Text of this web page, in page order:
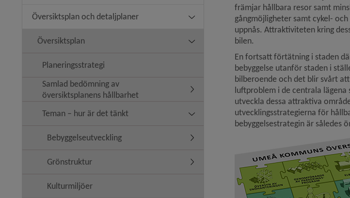
Översiktsplan och detaljplaner Undermeny för Översiktsplan och detaljplaner
Översiktsplan Undermeny för Översiktsplan
Planeringsstrategi
Samlad bedömning av
översiktsplanens hållbarhet
Undermeny för Samlad bedömning av översiktsplanens
Teman – hur är det tänkt Undermeny för Teman – hur är det tänkt
Bebyggelseutveckling Undermeny för Bebyggelseutveckling
Grönstruktur Undermeny för Grönstruktur
Kulturmiljöer
främjar hållbara resor samt
gångmöjligheter samt cykel-
uppnås. Attraktiviteten kring
bilen.
En fortsatt förtätning i staden
bebyggelse utanför staden i
bilberoende och det blir svårt
luftproblem i de centrala
utveckla dessa attraktiva
utvecklingsstrategierna för
bebyggelsestrategin är således